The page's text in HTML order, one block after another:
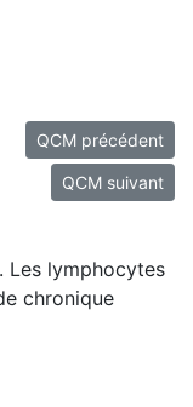
QCM précédent
QCM suivant
Les lymphocytes
chronique